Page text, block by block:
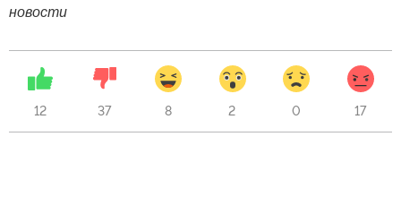
новости
12 37 8 2 0 17